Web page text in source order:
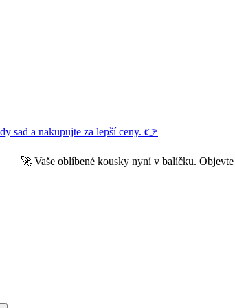
sad a nakupujte za lepší ceny. 👉
🚀 Vaše oblíbené kousky nyní v balíčku.